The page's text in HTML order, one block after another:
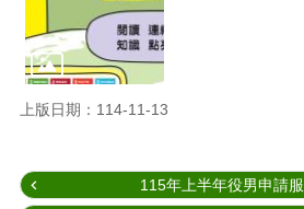
上版日期：114-11-13
115年上半年役男申請服